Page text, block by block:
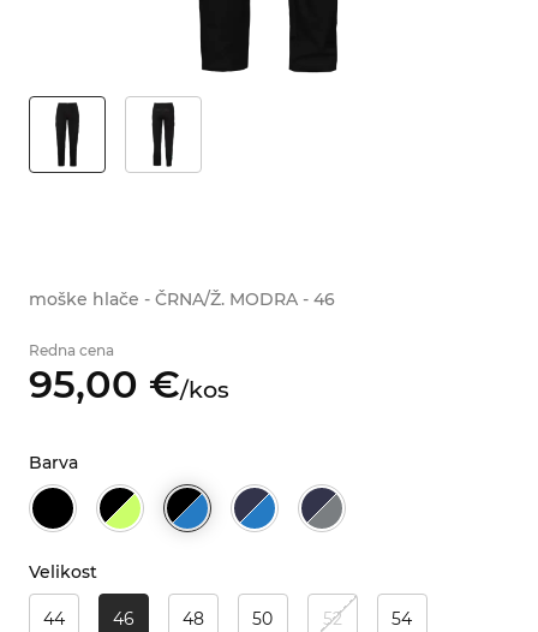
moške hlače - ČRNA/Ž. MODRA - 46
Redna cena
95,00 €/kos
Barva
Velikost
44 46 48 50 52 54